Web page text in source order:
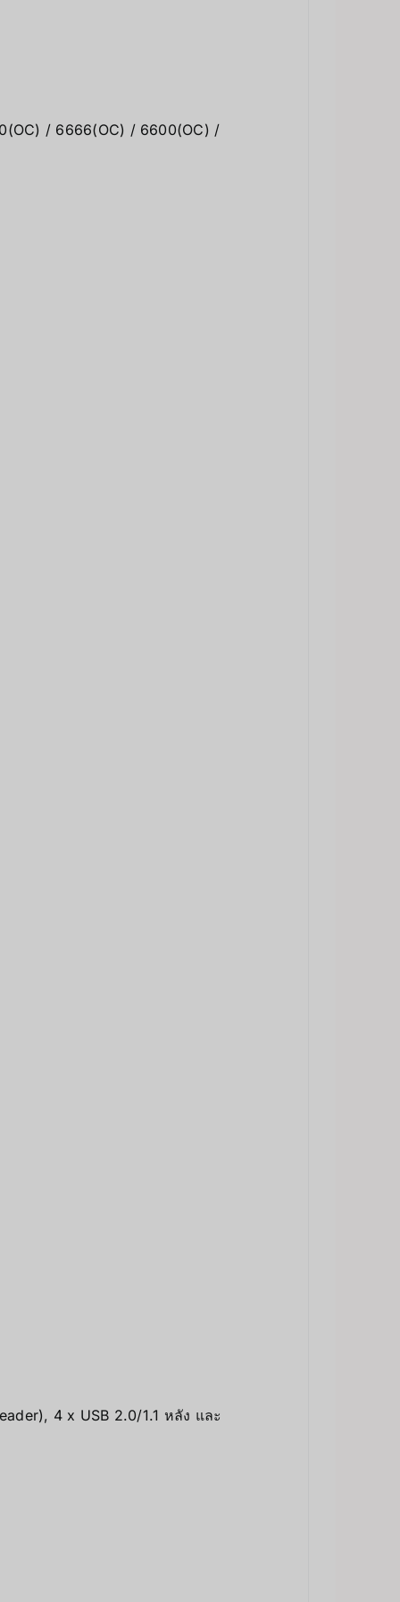
/ 6666(OC) / 6600(OC) /
4 x USB 2.0/1.1 หลัง และ